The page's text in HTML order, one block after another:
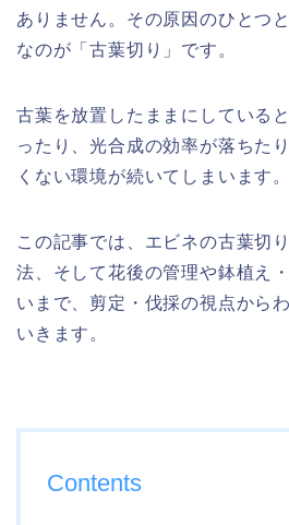
ありません。その原因のひとつ
なのが「古葉切り」です。
古葉を放置したままにしている
ったり、光合成の効率が落ちた
くない環境が続いてしまいます。
この記事では、エビネの古葉切
法、そして花後の管理や鉢植え
いまで、剪定・伐採の視点から
いきます。
Contents